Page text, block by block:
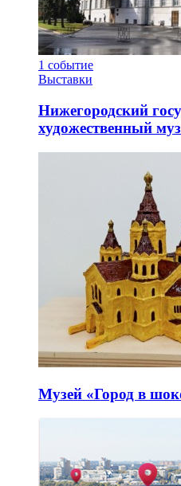
1 событие
Выставки
Нижегородский
художественный
Музей «Город в